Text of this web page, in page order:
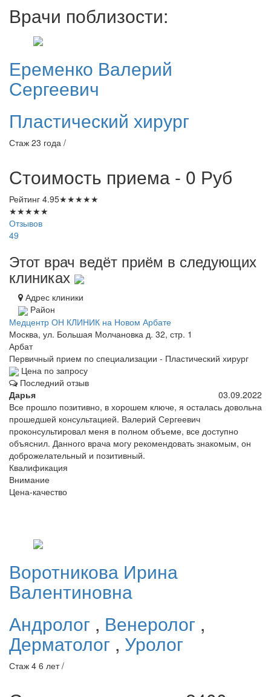
Врачи поблизости:
Еременко Валерий
Сергеевич
Пластический хирург
Стаж 23 года /
Стоимость приема - 0 Руб
Рейтинг 4.95★★★★★
★★★★★
Отзывов
49
Этот врач ведёт приём в следующих
клиниках
Адрес клиники
Район
Медцентр ОН КЛИНИК на Новом Арбате
Москва, ул. Большая Молчановка д. 32, стр. 1
Арбат
Первичный прием по специализации - Пластический хирург
Цена по запросу
Последний отзыв
Дарья
03.09.2022
Все прошло позитивно, в хорошем ключе, я осталась довольна
прошедшей консультацией. Валерий Сергеевич
проконсультировал меня в полном объеме, все доступно
объяснил. Данного врача могу рекомендовать знакомым, он
доброжелательный и позитивный.
Квалификация
Внимание
Цена-качество
Воротникова Ирина
Валентиновна
Андролог , Венеролог ,
Дерматолог , Уролог
Стаж 4 6 лет /